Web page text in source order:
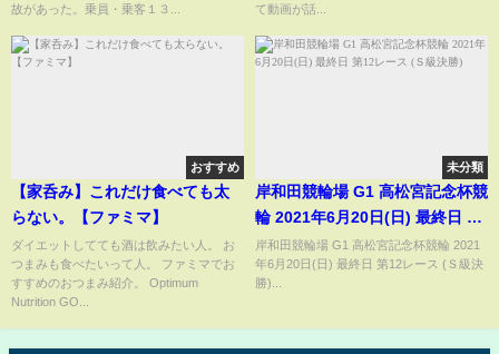
故があった。乗員・乗客１３...
て動画が話...
おすすめ
【家呑み】これだけ食べても太
らない。【ファミマ】
ダイエットしてても酒は飲みたい人。 お
つまみも食べたいって人。 ファミマでお
すすめのおつまみ紹介。 Optimum
Nutrition GO...
未分類
岸和田競輪場 G1 高松宮記念杯競
輪 2021年6月20日(日) 最終日 第
12レース (Ｓ級決勝)
岸和田競輪場 G1 高松宮記念杯競輪 2021
年6月20日(日) 最終日 第12レース (Ｓ級決
勝)...